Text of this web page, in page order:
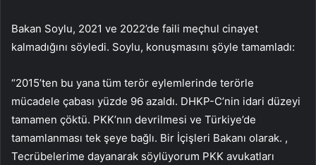
Bakan Soylu, 2021 ve 2022’de faili meçhul cinayet
kalmadığını söyledi. Soylu, konuşmasını şöyle tamamladı:
“2015’ten bu yana tüm terör eylemlerinde terörle
mücadele çabası yüzde 96 azaldı. DHKP-C’nin idari düzeyi
tamamen çöktü. PKK’nın devrilmesi ve Türkiye’de
tamamlanması tek şeye bağlı. Bir İçişleri Bakanı olarak. ,
Tecrübelerime dayanarak söylüyorum PKK avukatları